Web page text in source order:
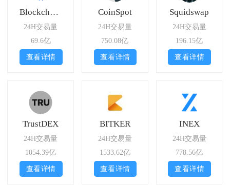
Blockchain.com
24H交易量
69.6亿
查看详情
CoinSpot
24H交易量
750.08亿
查看详情
Squidswap
24H交易量
196.15亿
查看详情
TrustDEX
24H交易量
1054.39亿
查看详情
BITKER
24H交易量
1533.62亿
查看详情
INEX
24H交易量
778.56亿
查看详情